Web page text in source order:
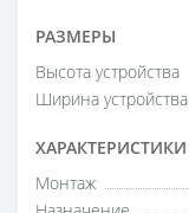
РАЗМЕРЫ
Высота устройства
Ширина устройства
ХАРАКТЕРИСТИКИ
Монтаж